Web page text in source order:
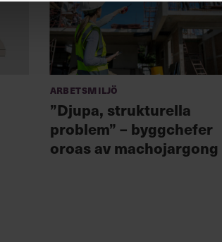
Arbetsmiljö
”Djupa, strukturella
problem” – byggchefer
oroas av machojargong